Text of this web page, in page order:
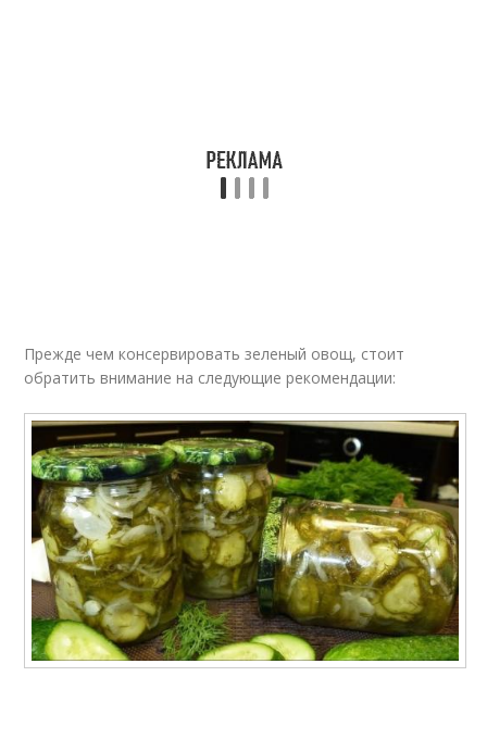
Прежде чем консервировать зеленый овощ, стоит
обратить внимание на следующие рекомендации: